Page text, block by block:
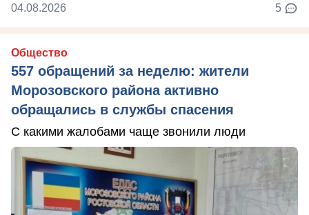
04.08.2026 5
Общество
557 обращений за неделю: жители
Морозовского района активно
обращались в службы спасения
С какими жалобами чаще звонили люди